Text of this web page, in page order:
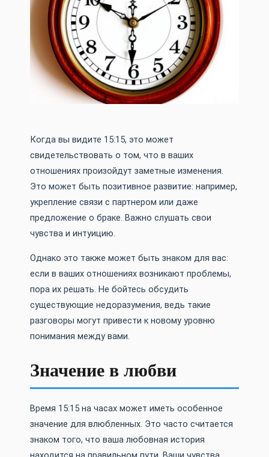
Когда вы видите 15:15, это может
свидетельствовать о том, что в ваших
отношениях произойдут заметные изменения.
Это может быть позитивное развитие: например,
укрепление связи с партнером или даже
предложение о браке. Важно слушать свои
чувства и интуицию.
Однако это также может быть знаком для вас:
если в ваших отношениях возникают проблемы,
пора их решать. Не бойтесь обсудить
существующие недоразумения, ведь такие
разговоры могут привести к новому уровню
понимания между вами.
Значение в любви
Время 15:15 на часах может иметь особенное
значение для влюбленных. Это часто считается
знаком того, что ваша любовная история